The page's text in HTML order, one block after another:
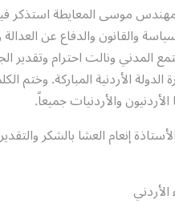
موسى المعايطة استذكر
والقانون والدفاع عن
المدني ونالت احترام
الأردنية المباركة. وختم
والأردنيات جميعاً.
إنعام العشا بالشكر